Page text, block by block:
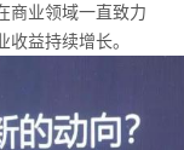
商业领域一直致力
益持续增长。